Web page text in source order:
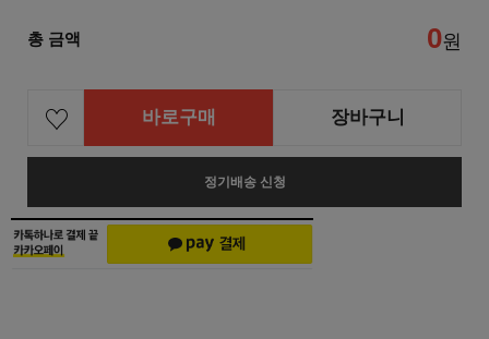
총 금액 0원
바로구매 장바구니
정기배송 신청